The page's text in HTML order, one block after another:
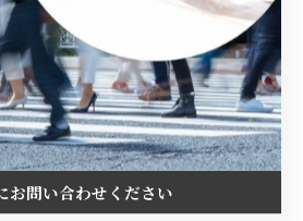
浮気調査アイテム
方に人気のアイテムには、ICレコ
GPSロガー、スマートフォン用監
す。これらは千葉県内の利用者か
の声が多く、証拠集めの強い味方
お問い合わせください